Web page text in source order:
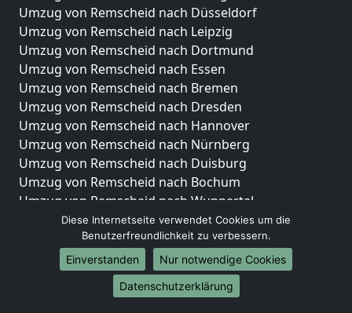
Umzug von Remscheid nach Düsseldorf
Umzug von Remscheid nach Leipzig
Umzug von Remscheid nach Dortmund
Umzug von Remscheid nach Essen
Umzug von Remscheid nach Bremen
Umzug von Remscheid nach Dresden
Umzug von Remscheid nach Hannover
Umzug von Remscheid nach Nürnberg
Umzug von Remscheid nach Duisburg
Umzug von Remscheid nach Bochum
Umzug von Remscheid nach Wuppertal
Umzug von Remscheid nach Bielefeld
Umzug von Remscheid nach Bonn
Umzug von Remscheid nach Münster
Internationale-Umzüge
Diese Internetseite verwendet Cookies um die
Benutzerfreundlichkeit zu verbessern.
Einverstanden
Nur notwendige Cookies
Datenschutzerklärung